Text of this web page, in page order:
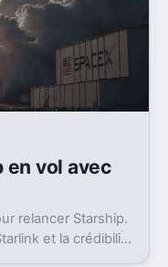
en vol avec
relancer Starship.
et la crédibilité